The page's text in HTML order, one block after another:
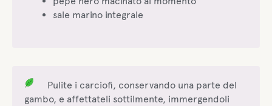
sale marino integrale
Pulite i carciofi, conservando una parte del
gambo, e affettateli sottilmente, immergendoli